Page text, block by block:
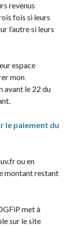
revenus
fois si leurs
l’autre si leurs
espace
mon
avant le 22 du
le paiement du
ou en
montant restant
met à
sur le site